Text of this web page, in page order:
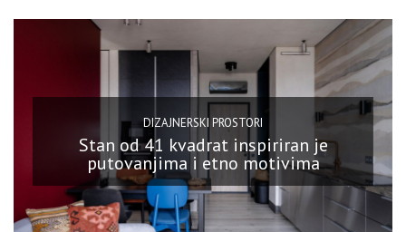
DIZAJNERSKI PROSTORI
Stan od 41 kvadrat inspiriran je
putovanjima i etno motivima